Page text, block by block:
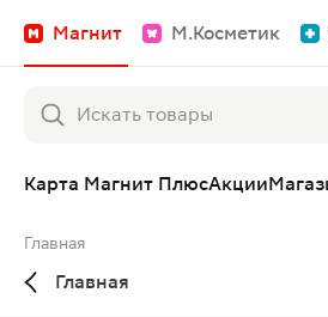
Магнит М.Косметик
Карта Магнит ПлюсАкции
Главная
Главная